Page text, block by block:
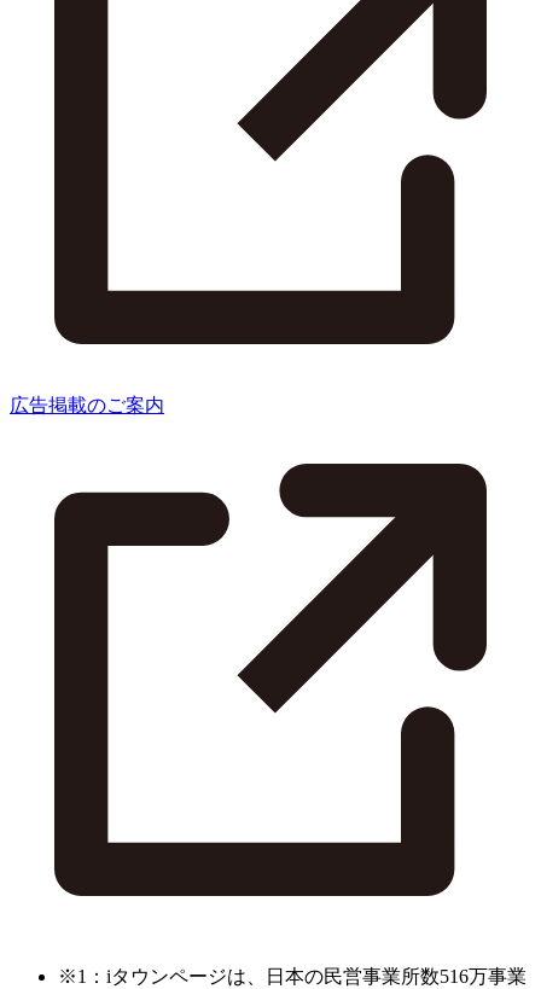
広告掲載のご案内
※1：iタウンページは、日本の民営事業所数516万事業